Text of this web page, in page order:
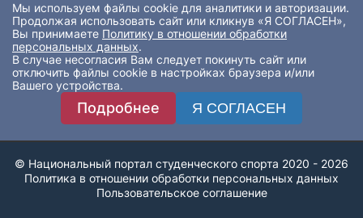
Мы используем файлы cookie для аналитики и авторизации.
Продолжая использовать сайт или кликнув «Я СОГЛАСЕН»,
Вы принимаете Политику в отношении обработки
персональных данных.
В случае несогласия Вам следует покинуть сайт или
отключить файлы cookie в настройках браузера и/или
Вашего устройства.
Подробнее Я СОГЛАСЕН
Политика в отношении обработки персональных данных
Пользовательское соглашение
© Национальный портал студенческого спорта 2020 - 2026